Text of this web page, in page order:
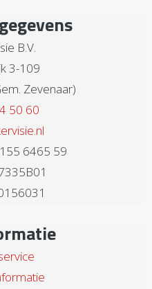
B.V.
3-109
Zevenaar)
50 60
6465 59